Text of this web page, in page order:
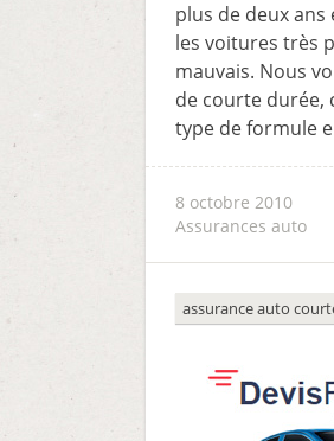
plus de deux ans
les voitures très
mauvais. Nous
de courte durée,
type de formule
8 octobre 2010
Assurances auto
assurance auto